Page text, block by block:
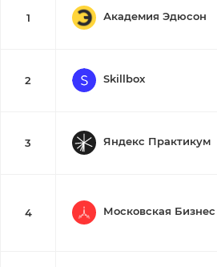
1 Академия Эдюсон
2 Skillbox
3 Яндекс Практикум
4 Московская